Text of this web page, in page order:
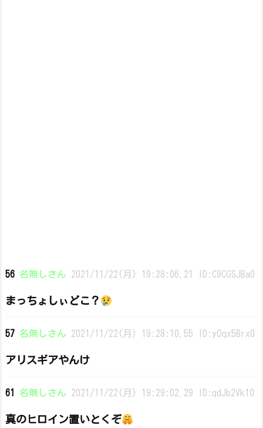
56 名無しさん 2021/11/22(月) 19:28:06.21 ID:C9CGSJBa0
まっちょしぃどこ？
57 名無しさん 2021/11/22(月) 19:28:10.55 ID:yOqx5Brx0
アリスギアやんけ
61 名無しさん 2021/11/22(月) 19:29:02.29 ID:qdJb2Vk10
真のヒロイン置いとくぞ